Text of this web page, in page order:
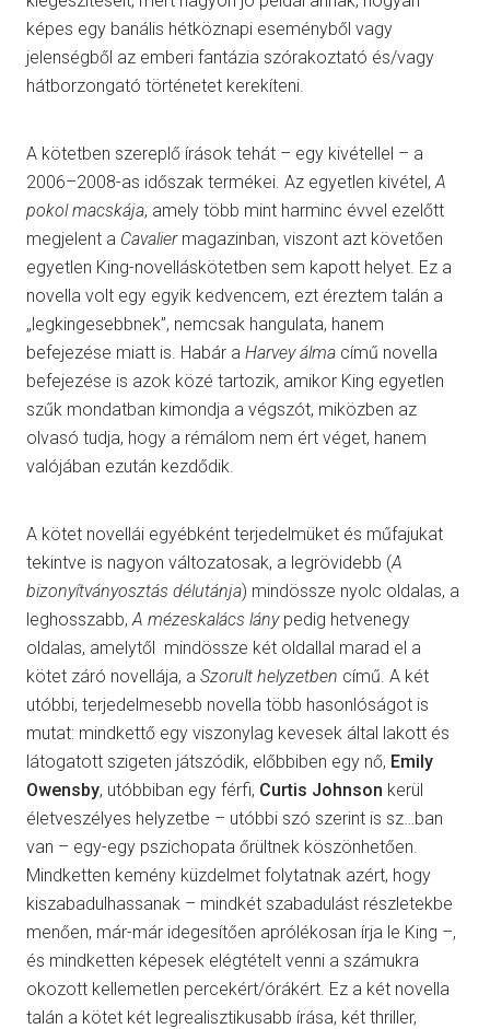
képes egy banális hétköznapi eseményből vagy
jelenségből az emberi fantázia szórakoztató és/vagy
hátborzongató történetet kerekíteni.
A kötetben szereplő írások tehát – egy kivétellel – a
2006–2008-as időszak termékei. Az egyetlen kivétel, A
pokol macskája, amely több mint harminc évvel ezelőtt
megjelent a Cavaliermagazinban, viszont azt követően
egyetlen King-novelláskötetben sem kapott helyet. Ez a
novella volt egy egyik kedvencem, ezt éreztem talán a
„legkingesebbnek”, nemcsak hangulata, hanem
befejezése miatt is. Habár a Harvey álma című novella
befejezése is azok közé tartozik, amikor King egyetlen
szűk mondatban kimondja a végszót, miközben az
olvasó tudja, hogy a rémálom nem ért véget, hanem
valójában ezután kezdődik.
A kötet novellái egyébként terjedelmüket és műfajukat
tekintve is nagyon változatosak, a legrövidebb (A
bizonyítványosztás délutánja) mindössze nyolc oldalas, a
leghosszabb, A mézeskalács lánypedig hetvenegy
oldalas, amelytől mindössze két oldallal marad el a
kötet záró novellája, a Szorult helyzetben című. A két
utóbbi, terjedelmesebb novella több hasonlóságot is
mutat: mindkettő egy viszonylag kevesek által lakott és
látogatott szigeten játszódik, előbbiben egy nő, Emily
Owensby, utóbbiban egy férfi, Curtis Johnson kerül
életveszélyes helyzetbe – utóbbi szó szerint is sz…ban
van – egy-egy pszichopata őrültnek köszönhetően.
Mindketten kemény küzdelmet folytatnak azért, hogy
kiszabadulhassanak – mindkét szabadulást részletekbe
menően, már-már idegesítően aprólékosan írja le King –,
és mindketten képesek elégtételt venni a számukra
okozott kellemetlen percekért/órákért. Ez a két novella
talán a kötet két legrealisztikusabb írása, két thriller,